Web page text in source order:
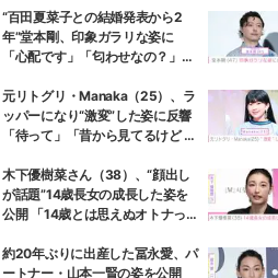
“百田夏菜子との結婚発表から2
年”堂本剛、印象ガラリな姿に
「心配です」「匂わせなの？」な
元リトグリ・Manaka（25）、ラ
ッパーになり“激変”した姿に反響
「待って」「昔から見てるけど 最
木下優樹菜さん（38）、“顔出し
が話題”14歳長女の成長した姿を
公開 「14歳とは思えぬオトナっぽ
ぎる」など反響
約20年ぶりに出産した冨永愛、パ
ートナー・山本一賢の姿を公開